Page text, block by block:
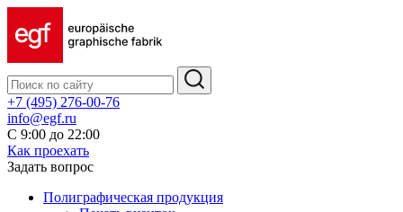
+7 (495) 276-00-76
info@egf.ru
С 9:00 до 22:00
Как проехать
Задать вопрос
Полиграфическая продукция